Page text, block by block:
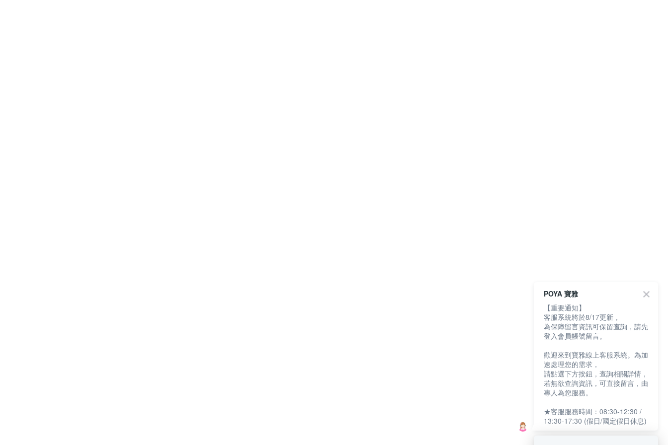
POYA 寶雅
【重要通知】
客服系統將於8/17更新，
為保障留言資訊可保留查詢，請先
登入會員帳號留言。
歡迎來到寶雅線上客服系統。為加
速處理您的需求，
請點選下方按鈕，查詢相關詳情，
若無欲查詢資訊，可直接留言，由
專人為您服務。
★客服服務時間：08:30-12:30 /
13:30-17:30 (假日/國定假日休息)